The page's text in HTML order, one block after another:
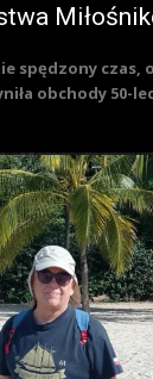
spędzony czas,
obchody 50-